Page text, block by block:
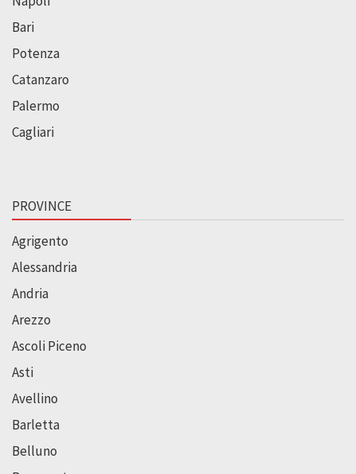
Bari
Potenza
Catanzaro
Palermo
Cagliari
PROVINCE
Agrigento
Alessandria
Andria
Arezzo
Ascoli Piceno
Asti
Avellino
Barletta
Belluno